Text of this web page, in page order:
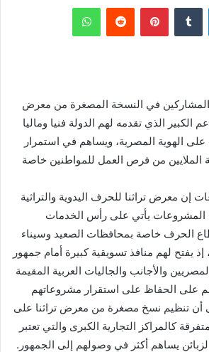
لينكدإن بينتيريست واتساب
في النسخة المصغرة من معرض
الكبير الذي تقدمه لهم الدولة فنيا وماليا
الهوية المصرية، ويساهم في استمرار
الملايين من فرص العمل للمواطنين خاصة
معرض تراثنا للحرف اليدوية والتراثية
المشروعات يأتي على رأس الخدمات
الحرف خاصة بمحافظات الصعيد وسيناء
يفتح لهم منافذ تسويقية كبيرة أمام جمهور
والأجانب والجاليات العربية المقيمة
على الحفاظ على استقرار مشروعاتهم
أن تنظيم نسخ مصغرة من معرض تراثنا على
كالمراكز التجارية الكبرى والتي تعتبر
يساهم أكثر في وصولهم إلى الجمهور.